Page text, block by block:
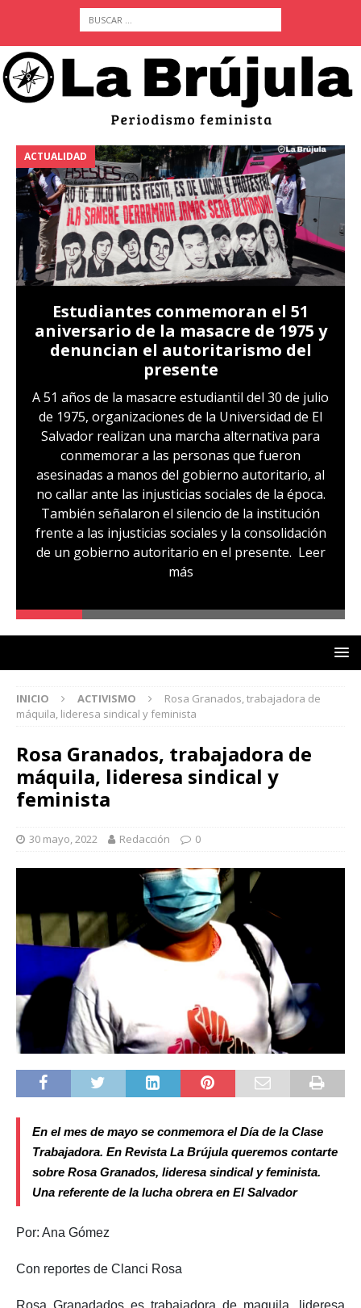
ACTUALIDAD
Estudiantes conmemoran el 51
aniversario de la masacre de 1975 y
denuncian el autoritarismo del
presente
A 51 años de la masacre estudiantil del 30 de julio
de 1975, organizaciones de la Universidad de El
Salvador realizan una marcha alternativa para
conmemorar a las personas que fueron
asesinadas a manos del gobierno autoritario, al
no callar ante las injusticias sociales de la época.
También señalaron el silencio de la institución
frente a las injusticias sociales y la consolidación
de un gobierno autoritario en el presente. Leer
más
INICIO ACTIVISMO
Rosa Granados, trabajadora de
máquila, lideresa sindical y feminista
Rosa Granados, trabajadora de
máquila, lideresa sindical y
feminista
30 mayo, 2022 Redacción 0
En el mes de mayo se conmemora el Día de la Clase
Trabajadora. En Revista La Brújula queremos contarte
sobre Rosa Granados, lideresa sindical y feminista.
Una referente de la lucha obrera en El Salvador
Por: Ana Gómez
Con reportes de Clanci Rosa
Rosa Granadados es trabajadora de maquila, lideresa